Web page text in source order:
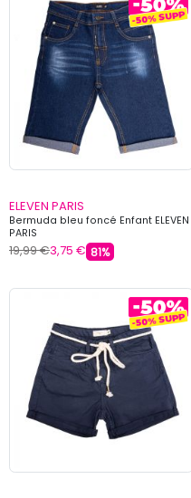
ELEVEN PARIS
Bermuda bleu foncé Enfant ELEVEN
PARIS
19,99 €3,75 € 81%